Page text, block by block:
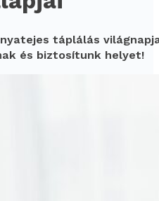
táplálás
és biztosítunk helyet!